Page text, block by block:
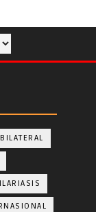
BILATERAL